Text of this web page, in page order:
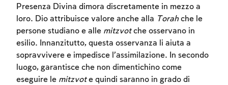
Presenza Divina dimora discretamente in mezzo a
loro. Dio attribuisce valore anche alla Torahche le
persone studiano e alle mitzvotche osservano in
esilio. Innanzitutto, questa osservanza li aiuta a
sopravvivere e impedisce l’assimilazione. In secondo
luogo, garantisce che non dimentichino come
eseguire le mitzvote quindi saranno in grado di
Sign up Login